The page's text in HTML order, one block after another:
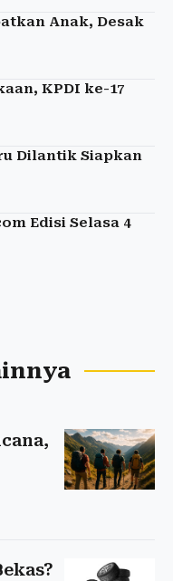
Anak, Desak
KPDI ke-17
Dilantik Siapkan
Edisi Selasa 4